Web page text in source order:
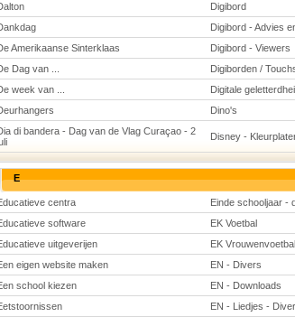
Digibord
Digibord - Advies
Amerikaanse Sinterklaas
Digibord - Viewers
Dag van ...
Digiborden /
week van ...
Digitale
Dino's
di bandera - Dag van de Vlag Curaçao - 2
Disney -
E
centra Einde schooljaar -
software
EK Voetbal
uitgeverijen
EK Vrouwenvoetbal
eigen website maken
EN - Divers
school kiezen
EN - Downloads
EN - Liedjes -